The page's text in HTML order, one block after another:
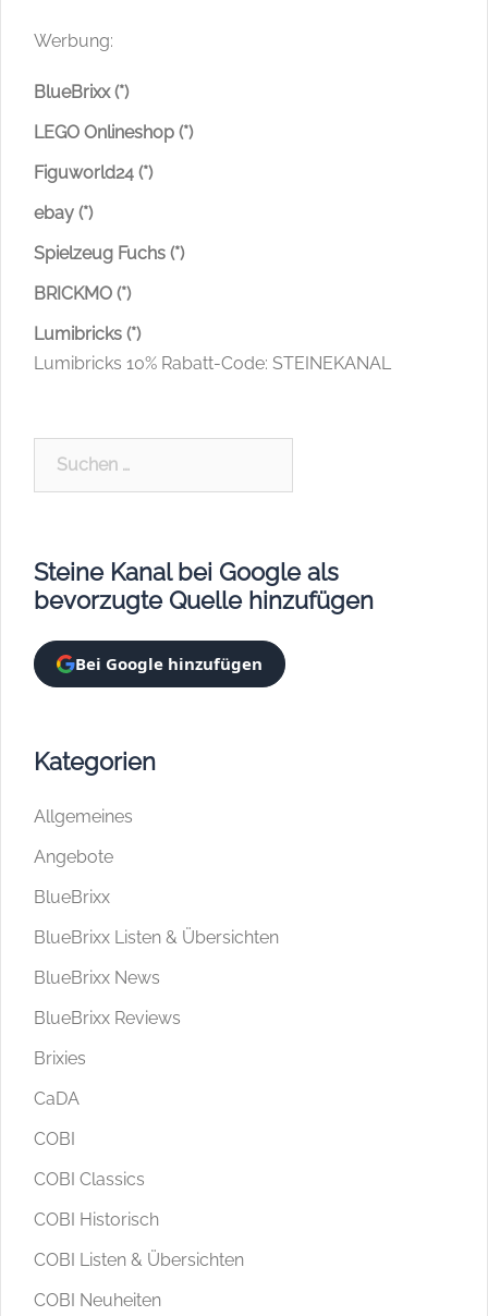
Werbung:
BlueBrixx (*)
LEGO Onlineshop (*)
Figuworld24 (*)
ebay (*)
Spielzeug Fuchs (*)
BRICKMO (*)
Lumibricks (*)
Lumibricks 10% Rabatt-Code: STEINEKANAL
Suchen
Steine Kanal bei Google als
bevorzugte Quelle hinzufügen
Bei Google hinzufügen
Kategorien
Allgemeines
Angebote
BlueBrixx
BlueBrixx Listen & Übersichten
BlueBrixx News
BlueBrixx Reviews
Brixies
CaDA
COBI
COBI Classics
COBI Historisch
COBI Listen & Übersichten
COBI Neuheiten